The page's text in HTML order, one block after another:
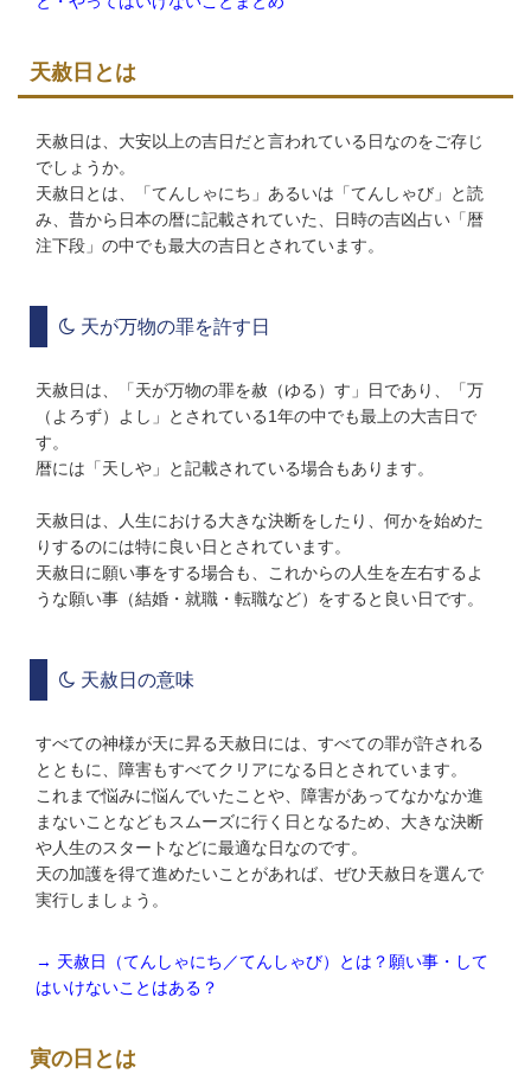
天赦日とは
天赦日は、大安以上の吉日だと言われている日なのをご存じ
でしょうか。
天赦日とは、「てんしゃにち」あるいは「てんしゃび」と読
み、昔から日本の暦に記載されていた、日時の吉凶占い「暦
注下段」の中でも最大の吉日とされています。
天が万物の罪を許す日
天赦日は、「天が万物の罪を赦（ゆる）す」日であり、「万
（よろず）よし」とされている1年の中でも最上の大吉日で
す。
暦には「天しや」と記載されている場合もあります。
天赦日は、人生における大きな決断をしたり、何かを始めた
りするのには特に良い日とされています。
天赦日に願い事をする場合も、これからの人生を左右するよ
うな願い事（結婚・就職・転職など）をすると良い日です。
天赦日の意味
すべての神様が天に昇る天赦日には、すべての罪が許される
とともに、障害もすべてクリアになる日とされています。
これまで悩みに悩んでいたことや、障害があってなかなか進
まないことなどもスムーズに行く日となるため、大きな決断
や人生のスタートなどに最適な日なのです。
天の加護を得て進めたいことがあれば、ぜひ天赦日を選んで
実行しましょう。
→ 天赦日（てんしゃにち／てんしゃび）とは？願い事・して
はいけないことはある？
寅の日とは